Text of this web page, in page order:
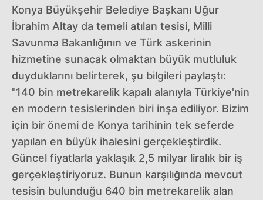
Konya Büyükşehir Belediye Başkanı Uğur
İbrahim Altay da temeli atılan tesisi, Milli
Savunma Bakanlığının ve Türk askerinin
hizmetine sunacak olmaktan büyük mutluluk
duyduklarını belirterek, şu bilgileri paylaştı:
"140 bin metrekarelik kapalı alanıyla Türkiye'nin
en modern tesislerinden biri inşa ediliyor. Bizim
için bir önemi de Konya tarihinin tek seferde
yapılan en büyük ihalesini gerçekleştirdik.
Güncel fiyatlarla yaklaşık 2,5 milyar liralık bir iş
gerçekleştiriyoruz. Bunun karşılığında mevcut
tesisin bulunduğu 640 bin metrekarelik alan